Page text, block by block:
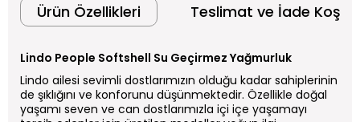
Ürün Özellikleri Teslimat ve İade
Lindo People Softshell Su Geçirmez Yağmurluk
Lindo ailesi sevimli dostlarımızın olduğu kadar sahiplerinin
de şıklığını ve konforunu düşünmektedir. Özellikle doğal
yaşamı seven ve can dostlarımızla içi içe yaşamayı